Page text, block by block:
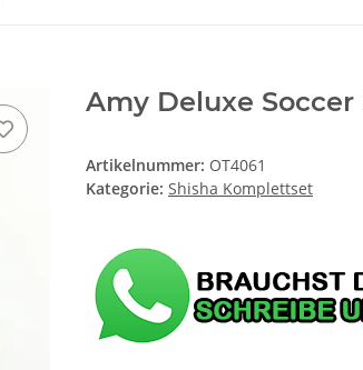
Amy Deluxe Soccer
Artikelnummer: OT4061
Kategorie: Shisha Komplettset